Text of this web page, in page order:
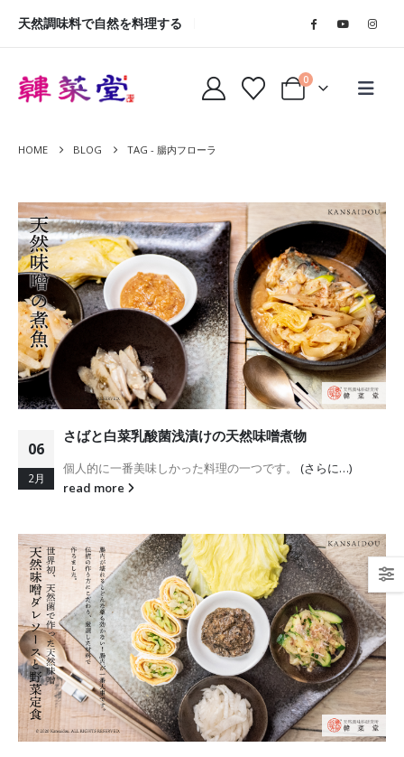
天然調味料で自然を料理する
0
HOME BLOG TAG - 腸内フローラ
06
2月
さばと白菜乳酸菌浅漬けの天然味噌煮物
個人的に一番美味しかった料理の一つです。 (さらに…)
read more